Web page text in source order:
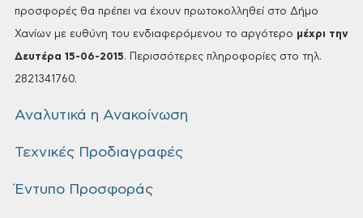
προσφορές θα πρέπει να έχουν πρωτοκολληθεί στο Δήμο
Χανίων με ευθύνη του ενδιαφερόμενου το αργότερο μέχρι την
Δευτέρα 15-06-2015. Περισσότερες πληροφορίες στο τηλ.
2821341760.
Αναλυτικά η Ανακοίνωση
Τεχνικές Προδιαγραφές
Έντυπο Προσφοράς